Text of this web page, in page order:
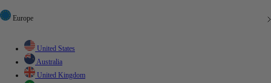
Europe
United States
Australia
United Kingdom